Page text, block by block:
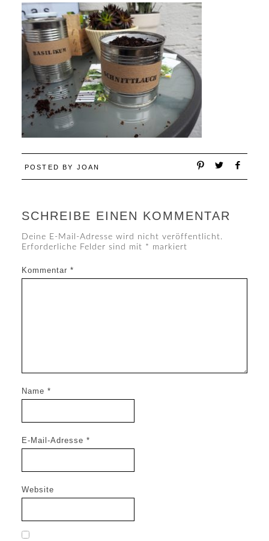
POSTED BY JOAN
SCHREIBE EINEN KOMMENTAR
Deine E-Mail-Adresse wird nicht veröffentlicht.
Erforderliche Felder sind mit * markiert
Kommentar *
Name *
E-Mail-Adresse *
Website